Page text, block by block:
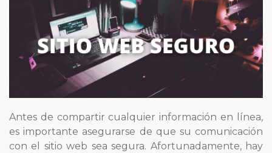
Antes de compartir cualquier información en línea,
es importante asegurarse de que su comunicación
con el sitio web sea segura. Afortunadamente, hay